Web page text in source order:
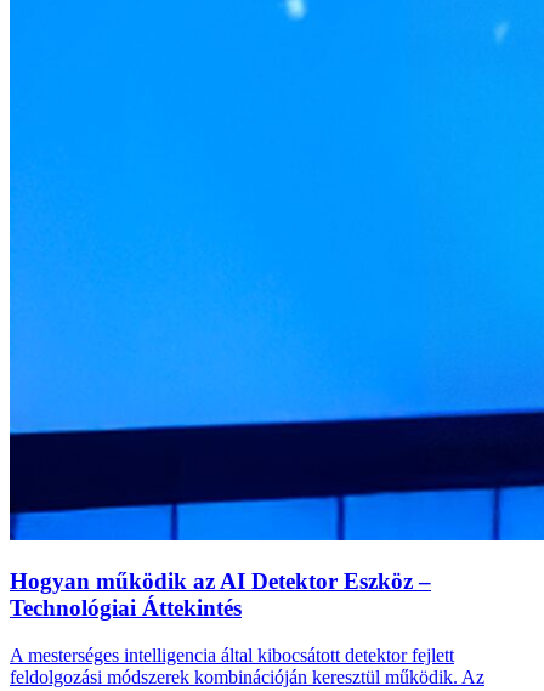
Hogyan működik az AI Detektor Eszköz –
Technológiai Áttekintés
A mesterséges intelligencia által kibocsátott detektor fejlett
feldolgozási módszerek kombinációján keresztül működik. Az